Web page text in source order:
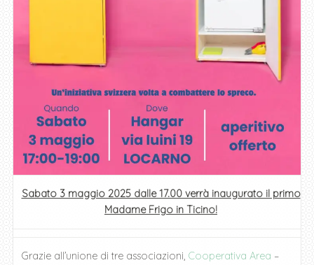
Sabato 3 maggio 2025 dalle 17.00 verrà inaugurato il primo
Madame Frigo in Ticino!
Grazie all’unione di tre associazioni, Cooperativa Area –